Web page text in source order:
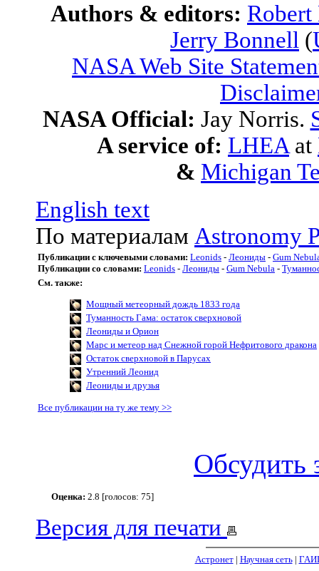
Authors & editors:
Jerry Bonnell (
NASA Web Site
NASA Official: Jay Norris.
A service of: LHEA at
& Michigan
English text
По материалам Astronomy
Публикации с ключевыми словами: Leonids - Леониды - Gum
Публикации со словами: Leonids - Леониды - Gum Nebula -
См. также:
Мощный метеорный дождь 1833 года
Туманность Гама: остаток сверхновой
Леониды и Орион
Марс и метеор над Снежной горой Нефритового дракона
Остаток сверхновой в Парусах
Утренний Леонид
Леониды и друзья
Все публикации на ту же тему >>
Обсудить
Оценка: 2.8 [голосов: 75]
Версия для печати
Астронет| Научная сеть|